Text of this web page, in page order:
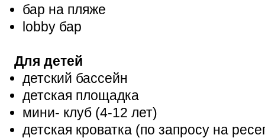
бар на пляже
lobby бар
Для детей
детский бассейн
детская площадка
мини- клуб (4-12 лет)
детская кроватка (по запросу на